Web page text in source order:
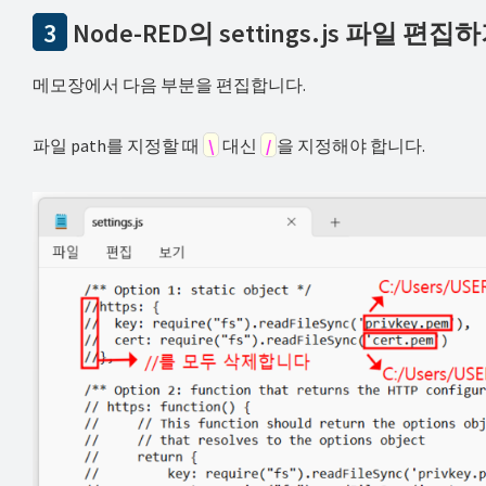
3 Node-RED의 settings.js 파일 편집
메모장에서 다음 부분을 편집합니다.
파일 path를 지정할 때 \ 대신 / 을 지정해야 합니다.